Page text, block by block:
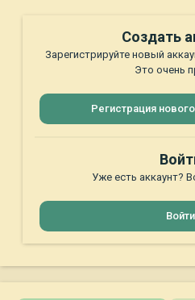
Создать
Зарегистрируйте новый
Это очень
Регистрация
Уже есть аккаунт?
Войти